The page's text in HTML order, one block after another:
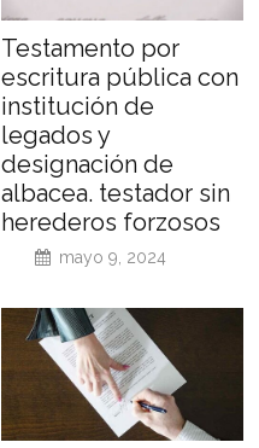
Testamento por
escritura pública con
institución de
legados y
designación de
albacea. testador sin
herederos forzosos
mayo 9, 2024